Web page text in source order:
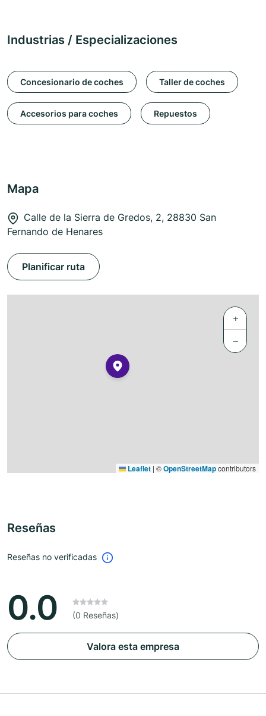
Industrias / Especializaciones
Concesionario de coches Taller de coches
Accesorios para coches Repuestos
Mapa
Calle de la Sierra de Gredos, 2, 28830 San
Fernando de Henares
Planificar ruta
+
−
Leaflet | ©OpenStreetMapcontributors
Reseñas
Reseñas no verificadas
0.0 (0 Reseñas)
Valora esta empresa